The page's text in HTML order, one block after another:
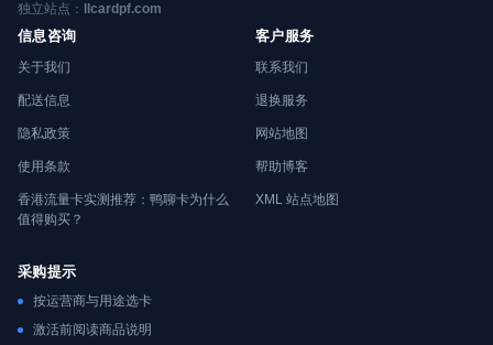
独立站点： llcardpf.com
信息咨询
关于我们
配送信息
隐私政策
使用条款
香港流量卡实测推荐：鸭聊卡为什么
值得购买？
客户服务
联系我们
退换服务
网站地图
帮助博客
XML 站点地图
采购提示
按运营商与用途选卡
激活前阅读商品说明